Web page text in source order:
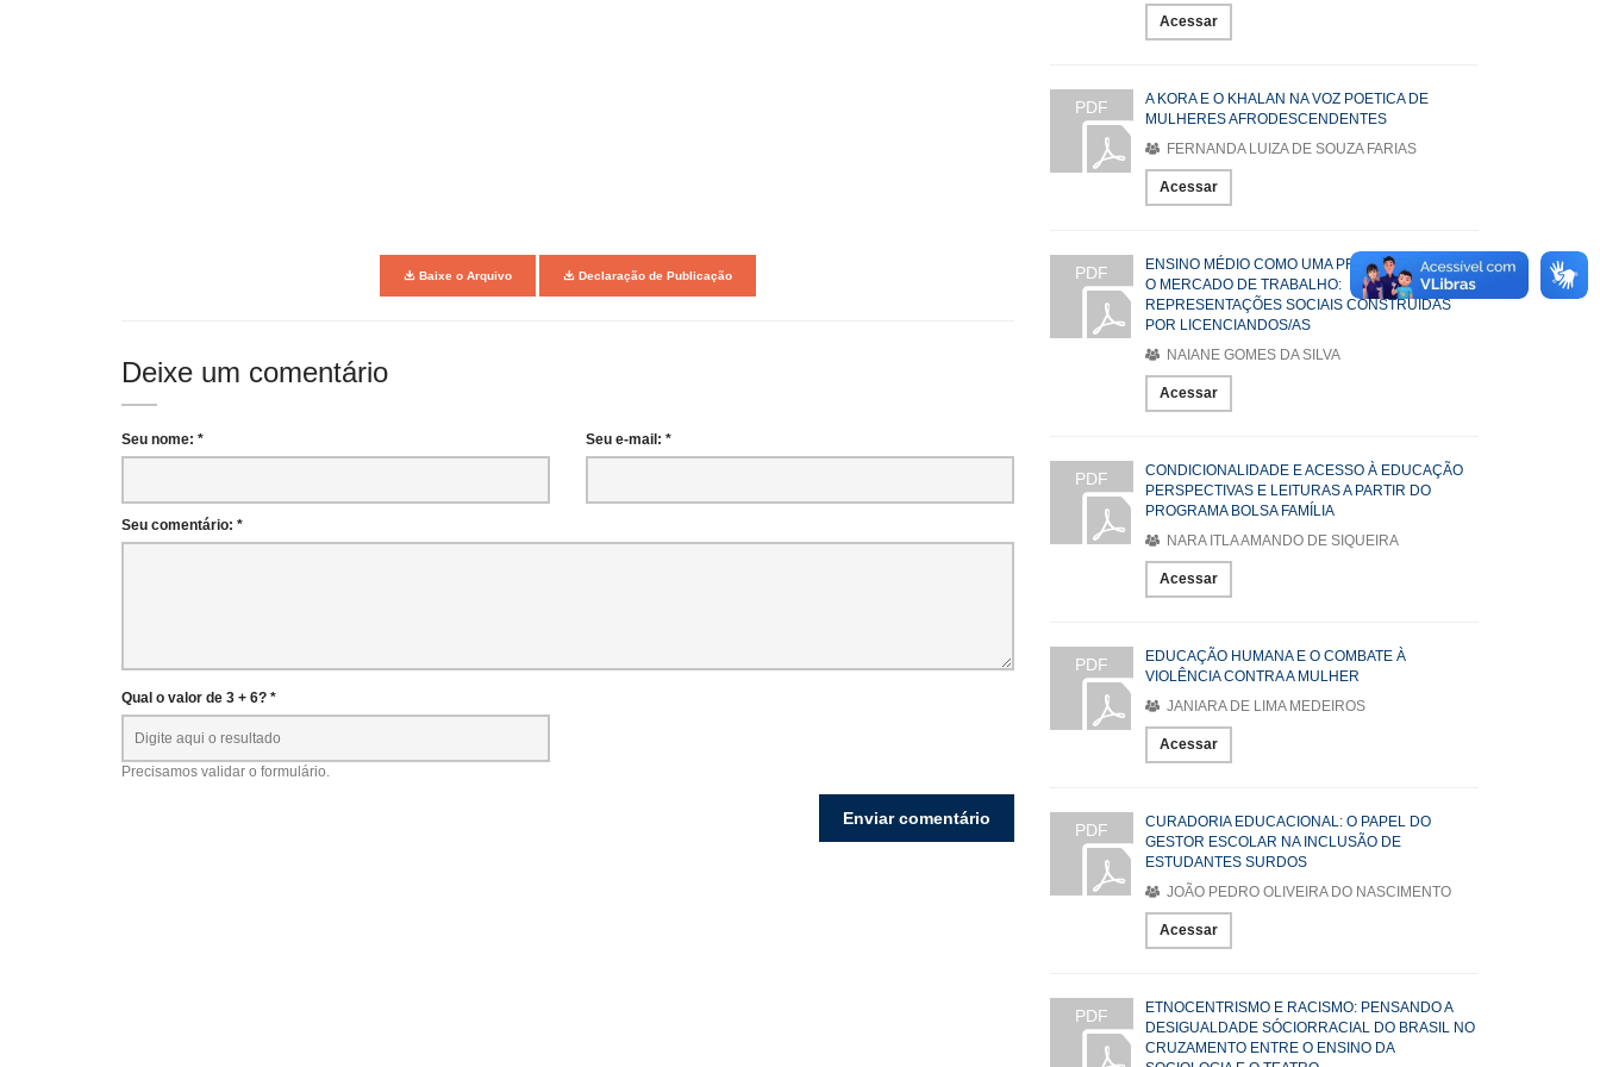
Baixe o Arquivo Declaração de Publicação
Deixe um comentário
Seu nome: * Seu e-mail: *
Seu comentário: *
Qual o valor de 3 + 6? *
Precisamos validar o formulário.
Acessar
PDF
A KORA E O KHALAN NA VOZ POETICA DE
MULHERES AFRODESCENDENTES
FERNANDA LUIZA DE SOUZA FARIAS
Acessar
PDF
ENSINO MÉDIO COMO UMA PREPARAÇÃO PARA
O MERCADO DE TRABALHO:
REPRESENTAÇÕES SOCIAIS CONSTRUÍDAS
POR LICENCIANDOS/AS
NAIANE GOMES DA SILVA
Acessar
PDF
CONDICIONALIDADE E ACESSO À EDUCAÇÃO
PERSPECTIVAS E LEITURAS A PARTIR DO
PROGRAMA BOLSA FAMÍLIA
NARA ITLA AMANDO DE SIQUEIRA
Acessar
PDF
EDUCAÇÃO HUMANA E O COMBATE À
VIOLÊNCIA CONTRA A MULHER
JANIARA DE LIMA MEDEIROS
Acessar
PDF
CURADORIA EDUCACIONAL: O PAPEL DO
GESTOR ESCOLAR NA INCLUSÃO DE
ESTUDANTES SURDOS
JOÃO PEDRO OLIVEIRA DO NASCIMENTO
Acessar
PDF
ETNOCENTRISMO E RACISMO: PENSANDO A
DESIGUALDADE SÓCIORRACIAL DO BRASIL NO
CRUZAMENTO ENTRE O ENSINO DA